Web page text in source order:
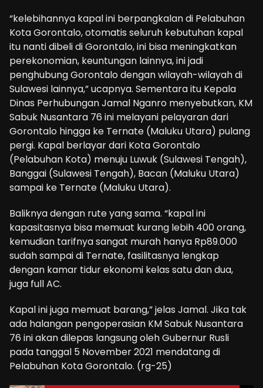
“kelebihannya kapal ini berpangkalan di Pelabuhan
Kota Gorontalo, otomatis seluruh kebutuhan kapal
itu nanti dibeli di Gorontalo, ini bisa meningkatkan
perekonomian, keuntungan lainnya, ini jadi
penghubung Gorontalo dengan wilayah-wilayah di
Sulawesi lainnya,” ucapnya. Sementara itu Kepala
Dinas Perhubungan Jamal Nganro menyebutkan, KM
Sabuk Nusantara 76 ini melayani pelayaran dari
Gorontalo hingga ke Ternate (Maluku Utara) pulang
pergi. Kapal berlayar dari Kota Gorontalo
(Pelabuhan Kota) menuju Luwuk (Sulawesi Tengah),
Banggai (Sulawesi Tengah), Bacan (Maluku Utara)
sampai ke Ternate (Maluku Utara).
Baliknya dengan rute yang sama. “kapal ini
kapasitasnya bisa memuat kurang lebih 400 orang,
kemudian tarifnya sangat murah hanya Rp89.000
sudah sampai di Ternate, fasilitasnya lengkap
dengan kamar tidur ekonomi kelas satu dan dua,
juga full AC.
Kapal ini juga memuat barang,” jelas Jamal. Jika tak
ada halangan pengoperasian KM Sabuk Nusantara
76 ini akan dilepas langsung oleh Gubernur Rusli
pada tanggal 5 November 2021 mendatang di
Pelabuhan Kota Gorontalo. (rg-25)